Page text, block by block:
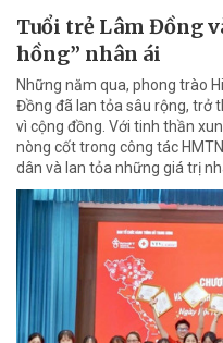
Tuổi trẻ Lâm Đồng
hồng” nhân ái
Những năm qua, phong trào
Đồng đã lan tỏa sâu rộng, trở
vì cộng đồng. Với tinh thần
nòng cốt trong công tác
dân và lan tỏa những giá trị